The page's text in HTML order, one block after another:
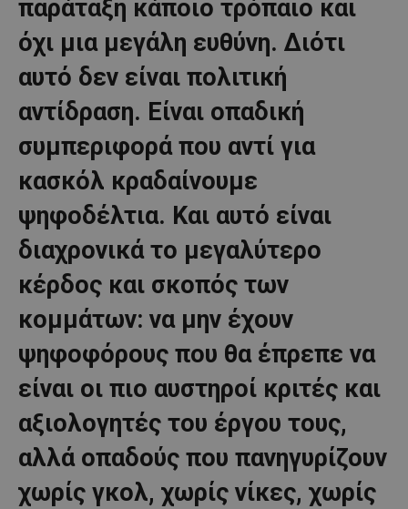
παράταξη κάποιο τρόπαιο και
όχι μια μεγάλη ευθύνη. Διότι
αυτό δεν είναι πολιτική
αντίδραση. Είναι οπαδική
συμπεριφορά που αντί για
κασκόλ κραδαίνουμε
ψηφοδέλτια. Και αυτό είναι
διαχρονικά το μεγαλύτερο
κέρδος και σκοπός των
κομμάτων: να μην έχουν
ψηφοφόρους που θα έπρεπε να
είναι οι πιο αυστηροί κριτές και
αξιολογητές του έργου τους,
αλλά οπαδούς που πανηγυρίζουν
χωρίς γκολ, χωρίς νίκες, χωρίς